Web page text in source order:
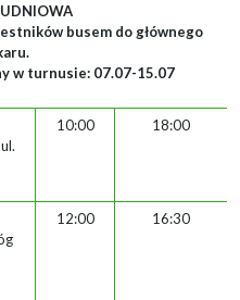
busem do głównego
w turnusie: 07.07-15.07
10:00 18:00
12:00 16:30